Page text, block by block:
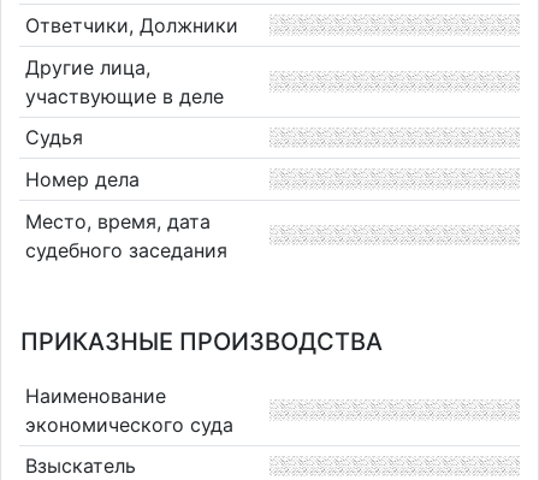
Ответчики, Должники
Другие лица,
участвующие в деле
Судья
Номер дела
Место, время, дата
судебного заседания
ПРИКАЗНЫЕ ПРОИЗВОДСТВА
Наименование
экономического суда
Взыскатель